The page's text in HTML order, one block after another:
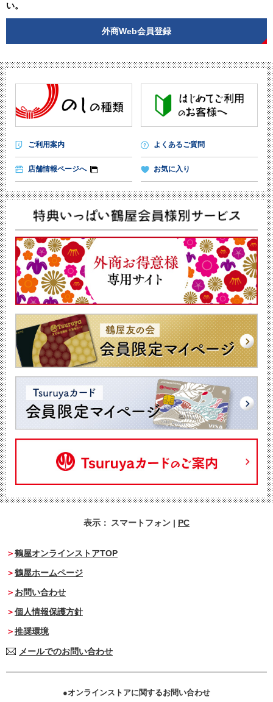
い。
外商Web会員登録
ご利用案内 よくあるご質問
店舗情報ページへ お気に入り
表示： スマートフォン | PC
鶴屋オンラインストアTOP
鶴屋ホームページ
お問い合わせ
個人情報保護方針
推奨環境
メールでのお問い合わせ
オンラインストアに関するお問い合わせ